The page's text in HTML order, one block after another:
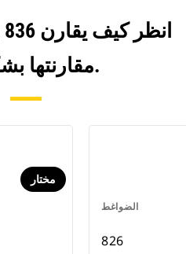
مقارنتها بشكل متكرر.
مختار
الضواغط
826